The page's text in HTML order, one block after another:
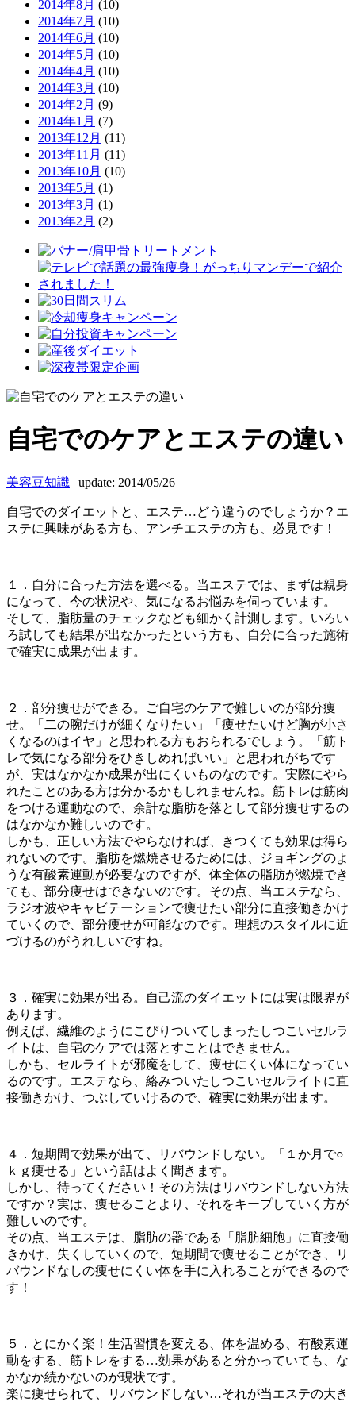
2014年8月 (10)
2014年7月 (10)
2014年6月 (10)
2014年5月 (10)
2014年4月 (10)
2014年3月 (10)
2014年2月 (9)
2014年1月 (7)
2013年12月 (11)
2013年11月 (11)
2013年10月 (10)
2013年5月 (1)
2013年3月 (1)
2013年2月 (2)
自宅でのケアとエステの違い
美容豆知識 | update: 2014/05/26
自宅でのダイエットと、エステ…どう違うのでしょうか？エ
ステに興味がある方も、アンチエステの方も、必見です！
１．自分に合った方法を選べる。当エステでは、まずは親身
になって、今の状況や、気になるお悩みを伺っています。
そして、脂肪量のチェックなども細かく計測します。いろい
ろ試しても結果が出なかったという方も、自分に合った施術
で確実に成果が出ます。
２．部分痩せができる。ご自宅のケアで難しいのが部分痩
せ。「二の腕だけが細くなりたい」「痩せたいけど胸が小さ
くなるのはイヤ」と思われる方もおられるでしょう。「筋ト
レで気になる部分をひきしめればいい」と思われがちです
が、実はなかなか成果が出にくいものなのです。実際にやら
れたことのある方は分かるかもしれませんね。筋トレは筋肉
をつける運動なので、余計な脂肪を落として部分痩せするの
はなかなか難しいのです。
しかも、正しい方法でやらなければ、きつくても効果は得ら
れないのです。脂肪を燃焼させるためには、ジョギングのよ
うな有酸素運動が必要なのですが、体全体の脂肪が燃焼でき
ても、部分痩せはできないのです。その点、当エステなら、
ラジオ波やキャビテーションで痩せたい部分に直接働きかけ
ていくので、部分痩せが可能なのです。理想のスタイルに近
づけるのがうれしいですね。
３．確実に効果が出る。自己流のダイエットには実は限界が
あります。
例えば、繊維のようにこびりついてしまったしつこいセルラ
イトは、自宅のケアでは落とすことはできません。
しかも、セルライトが邪魔をして、痩せにくい体になってい
るのです。エステなら、絡みついたしつこいセルライトに直
接働きかけ、つぶしていけるので、確実に効果が出ます。
４．短期間で効果が出て、リバウンドしない。「１か月で○
ｋｇ痩せる」という話はよく聞きます。
しかし、待ってください！その方法はリバウンドしない方法
ですか？実は、痩せることより、それをキープしていく方が
難しいのです。
その点、当エステは、脂肪の器である「脂肪細胞」に直接働
きかけ、失くしていくので、短期間で痩せることができ、リ
バウンドなしの痩せにくい体を手に入れることができるので
す！
５．とにかく楽！生活習慣を変える、体を温める、有酸素運
動をする、筋トレをする…効果があると分かっていても、な
かなか続かないのが現状です。
楽に痩せられて、リバウンドしない…それが当エステの大き